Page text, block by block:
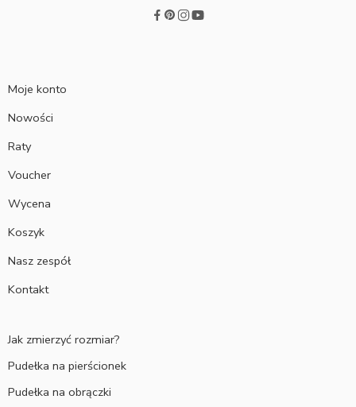
Moje konto
Nowości
Raty
Voucher
Wycena
Koszyk
Nasz zespół
Kontakt
Jak zmierzyć rozmiar?
Pudełka na pierścionek
Pudełka na obrączki